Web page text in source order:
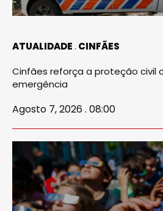
ATUALIDADE CINFÃES
Cinfães reforça a proteção civil
emergência
Agosto 7, 2026 . 08:00